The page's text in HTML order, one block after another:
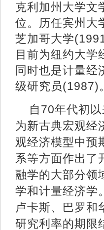
克利加州大学文
位。历任宾州
芝加哥大学
目前为纽约大学
同时也是计量经
级研究员
自70年代初
为新古典宏观经
观经济模型中预
系等方面作出
融学的大部分领
学和计量经济学
卢卡斯、巴罗
研究利率的期限